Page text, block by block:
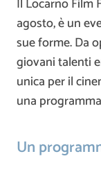
Il Locarno Film
agosto, è un
sue forme. Da
giovani talenti
unica per il
una
Un